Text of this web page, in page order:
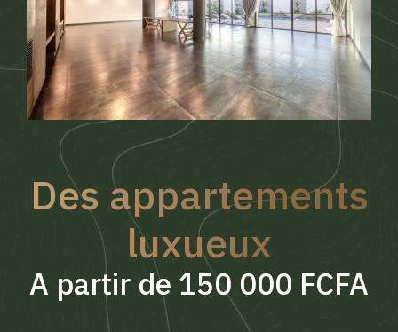
Des appartements
luxueux
A partir de 150 000 FCFA